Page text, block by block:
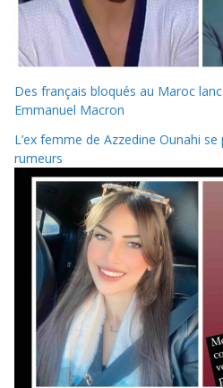
Des français bloqués au Maroc
Emmanuel Macron
L’ex femme de Azzedine Ounahi
rumeurs